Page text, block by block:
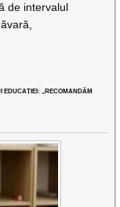
de intervalul
EDUCAȚIEI: „RECOMANDĂM